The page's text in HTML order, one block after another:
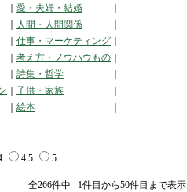
愛・夫婦・結婚
人間・人間関係
仕事・マーケティング
考え方・ノウハウもの
詩集・哲学
子供・家族
絵本
4.5 5
全266件中 1件目から50件目まで表示